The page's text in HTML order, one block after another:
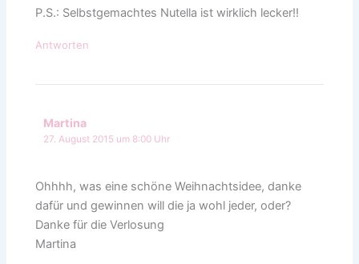
P.S.: Selbstgemachtes Nutella ist wirklich lecker!!
Antworten
Martina
27. August 2015 um 8:00 Uhr
Ohhhh, was eine schöne Weihnachtsidee, danke
dafür und gewinnen will die ja wohl jeder, oder?
Danke für die Verlosung
Martina